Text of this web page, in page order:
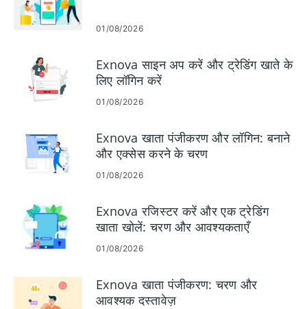
01/08/2026
Exnova साइन अप करें और ट्रेडिंग खाते के
लिए लॉगिन करें
01/08/2026
Exnova खाता पंजीकरण और लॉगिन: बनाने
और एक्सेस करने के चरण
01/08/2026
Exnova रजिस्टर करें और एक ट्रेडिंग
खाता खोलें: चरण और आवश्यकताएँ
01/08/2026
Exnova खाता पंजीकरण: चरण और
आवश्यक दस्तावेज़